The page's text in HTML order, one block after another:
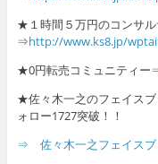
★１時間５万円のコンサ
⇒http://www.ks8.jp/
★0円転売コミュニティー
★佐々木一之のフェイス
ォロー1727突破！！
⇒ 佐々木一之フェイスブ